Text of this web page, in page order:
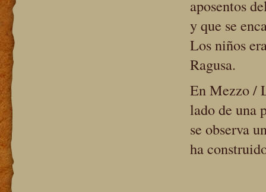
aposentos
y que se
Los niños
Ragusa.
En Mezzo /
lado de una
se observa
ha